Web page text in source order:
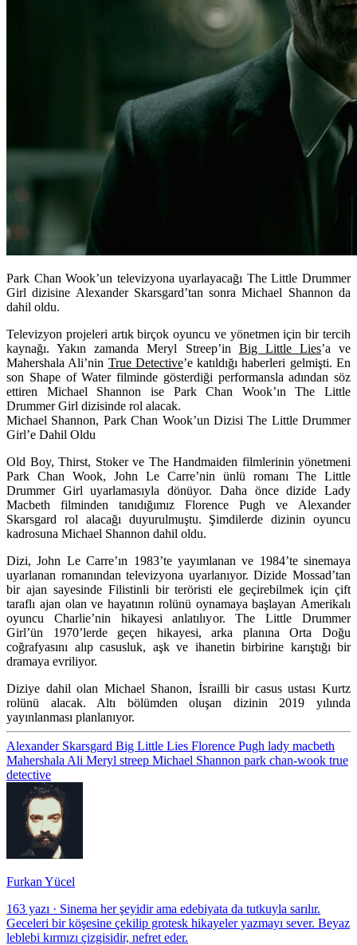
Park Chan Wook’un televizyona uyarlayacağı The Little Drummer
Girl dizisine Alexander Skarsgard’tan sonra Michael Shannon da
dahil oldu.
Televizyon projeleri artık birçok oyuncu ve yönetmen için bir tercih
kaynağı. Yakın zamandaMeryl Streep’in Big Little Lies’a ve
Mahershala Ali’nin True Detective’e katıldığı haberleri gelmişti. En
son Shape of Water filminde gösterdiği performansla adından söz
ettiren Michael Shannon ise Park Chan Wook’ınThe Little
Drummer Girl dizisinde rol alacak.
Michael Shannon, Park Chan Wook’un Dizisi The Little Drummer
Girl’e Dahil Oldu
Old Boy, Thirst, Stoker ve The Handmaiden filmlerinin yönetmeni
Park Chan Wook, John Le Carre’nin ünlü romanı The Little
Drummer Girl uyarlamasıyla dönüyor. Daha önce dizide Lady
Macbeth filminden tanıdığımız Florence Pugh ve Alexander
Skarsgard rol alacağı duyurulmuştu. Şimdilerde dizinin oyuncu
kadrosuna Michael Shannon dahil oldu.
Dizi, John Le Carre’ın 1983’te yayımlanan ve 1984’te sinemaya
uyarlanan romanından televizyona uyarlanıyor. Dizide Mossad’tan
bir ajan sayesinde Filistinli bir teröristi ele geçirebilmek için çift
taraflı ajan olan ve hayatının rolünü oynamaya başlayan Amerikalı
oyuncu Charlie’nin hikayesi anlatılıyor. The Little Drummer
Girl’ün 1970’lerde geçen hikayesi, arka planına Orta Doğu
coğrafyasını alıp casusluk, aşk ve ihanetin birbirine karıştığı bir
dramaya evriliyor.
Diziye dahil olan Michael Shanon, İsrailli bir casus ustası Kurtz
rolünü alacak. Altı bölümden oluşan dizinin 2019 yılında
yayınlanması planlanıyor.
Alexander Skarsgard Big Little Lies Florence Pugh lady macbeth
Mahershala Ali Meryl streep Michael Shannon park chan-wook true
detective
Furkan Yücel
163 yazı · Sinema her şeyidir ama edebiyata da tutkuyla sarılır.
Geceleri bir köşesine çekilip grotesk hikayeler yazmayı sever. Beyaz
leblebi kırmızı çizgisidir, nefret eder.